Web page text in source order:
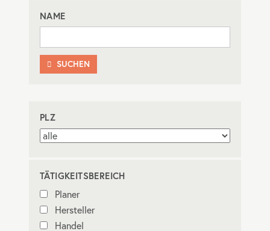
NAME
 SUCHEN
PLZ
TÄTIGKEITSBEREICH
Planer
Hersteller
Handel